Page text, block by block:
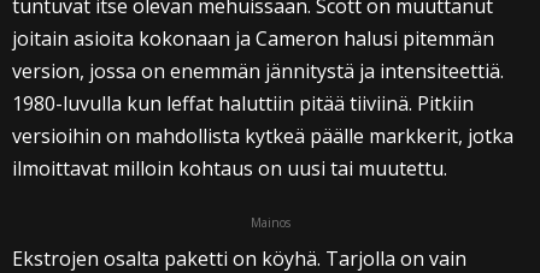
tuntuvat itse olevan mehuissaan. Scott on muuttanut
joitain asioita kokonaan ja Cameron halusi pitemmän
version, jossa on enemmän jännitystä ja intensiteettiä.
1980-luvulla kun leffat haluttiin pitää tiiviinä. Pitkiin
versioihin on mahdollista kytkeä päälle markkerit, jotka
ilmoittavat milloin kohtaus on uusi tai muutettu.
Mainos
Ekstrojen osalta paketti on köyhä. Tarjolla on vain